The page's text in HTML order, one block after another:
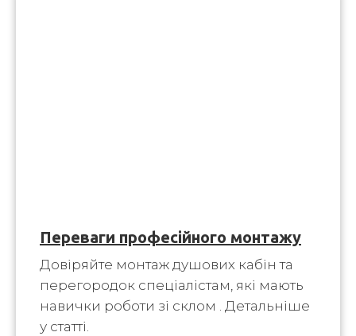
Переваги професійного монтажу
Довіряйте монтаж душових кабін та
перегородок спеціалістам, які мають
навички роботи зі склом . Детальніше
у статті.